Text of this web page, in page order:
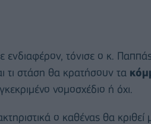
ενδιαφέρον, τόνισε ο κ.
τι στάση θα κρατήσουν τα
νομοσχέδιο ή όχι.
ο καθένας θα